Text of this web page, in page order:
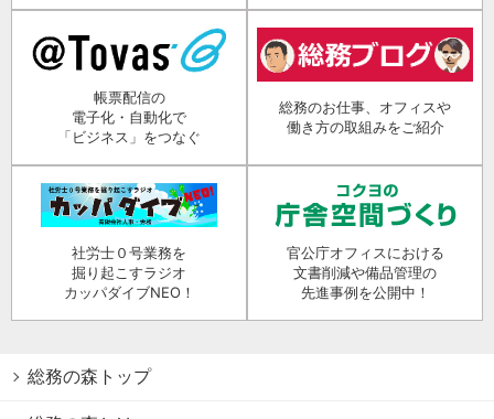
帳票配信の
電子化・自動化で
「ビジネス」をつなぐ
総務のお仕事、オフィスや
働き方の取組みをご紹介
社労士０号業務を
掘り起こすラジオ
カッパダイブNEO！
官公庁オフィスにおける
文書削減や備品管理の
先進事例を公開中！
総務の森トップ